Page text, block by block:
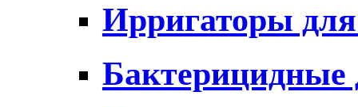
Ирригаторы